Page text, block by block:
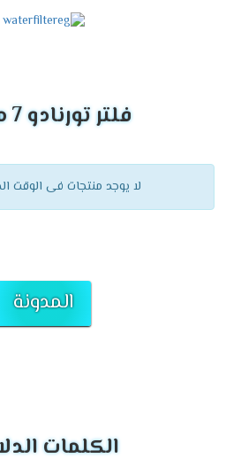
فلتر تورنادو 7 مراحل
لا يوجد منتجات فى الوقت
المدونة
الكلمات